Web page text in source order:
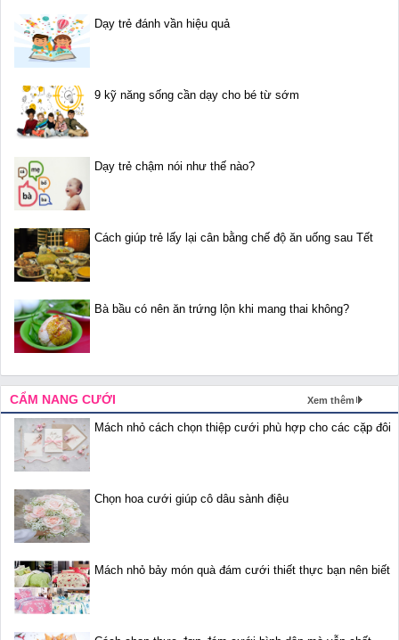
Dạy trẻ đánh vần hiệu quả
9 kỹ năng sống cần dạy cho bé từ sớm
Dạy trẻ chậm nói như thế nào?
Cách giúp trẻ lấy lại cân bằng chế độ ăn uống sau Tết
Bà bầu có nên ăn trứng lộn khi mang thai không?
CẨM NANG CƯỚI Xem thêm
Mách nhỏ cách chọn thiệp cưới phù hợp cho các cặp đôi
Chọn hoa cưới giúp cô dâu sành điệu
Mách nhỏ bảy món quà đám cưới thiết thực bạn nên biết